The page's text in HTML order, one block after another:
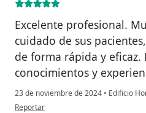
Excelente profesional.
cuidado de sus
de forma rápida y eficaz.
conocimientos y
23 de noviembre de 2024 • Edificio
en opinión del usuario Valentina
Reportar